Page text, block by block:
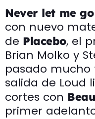
Never let me go
con nuevo
de Placebo, el
Brian Molko y
pasado mucho
salida de Loud
cortes con
primer